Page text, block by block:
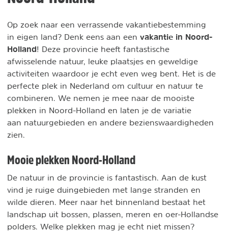
Op zoek naar een verrassende vakantiebestemming
in eigen land? Denk eens aan een vakantie in Noord-
Holland! Deze provincie heeft fantastische
afwisselende natuur, leuke plaatsjes en geweldige
activiteiten waardoor je echt even weg bent. Het is de
perfecte plek in Nederland om cultuur en natuur te
combineren. We nemen je mee naar de mooiste
plekken in Noord-Holland en laten je de variatie
aan natuurgebieden en andere bezienswaardigheden
zien.
Mooie plekken Noord-Holland
De natuur in de provincie is fantastisch. Aan de kust
vind je ruige duingebieden met lange stranden en
wilde dieren. Meer naar het binnenland bestaat het
landschap uit bossen, plassen, meren en oer-Hollandse
polders. Welke plekken mag je echt niet missen?